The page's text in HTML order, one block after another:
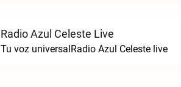
Radio Azul Celeste Live
Tu voz universalRadio Azul Celeste live